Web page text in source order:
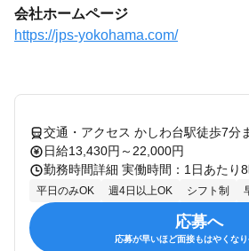
会社ホームページ
https://jps-yokohama.com/
交通・アクセス かしわ台駅徒歩7分
日給13,430円～22,000円
平日のみOK 週4日以上OK シフト制
応募へ
応募が早いほど面接もはやくなり